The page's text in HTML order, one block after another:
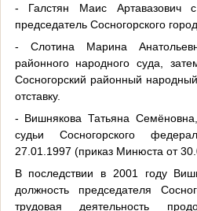
- Галстян Маис
председатель Сосногорского
- Слотина Марина
районного народного суда,
Сосногорский районный
отставку.
- Вишнякова Татьяна
судьи Сосногорского
27.01.1997 (приказ Минюста от
В последствии в 2001 году
должность председателя
трудовая деятельность